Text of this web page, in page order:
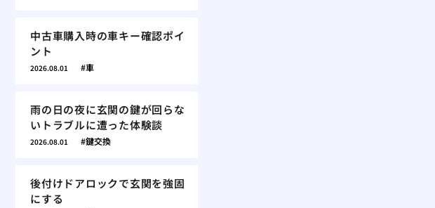
中古車購入時の車キー確認ポイ
ント
2026.08.01 車
雨の日の夜に玄関の鍵が回らな
いトラブルに遭った体験談
2026.08.01 鍵交換
後付けドアロックで玄関を強固
にする